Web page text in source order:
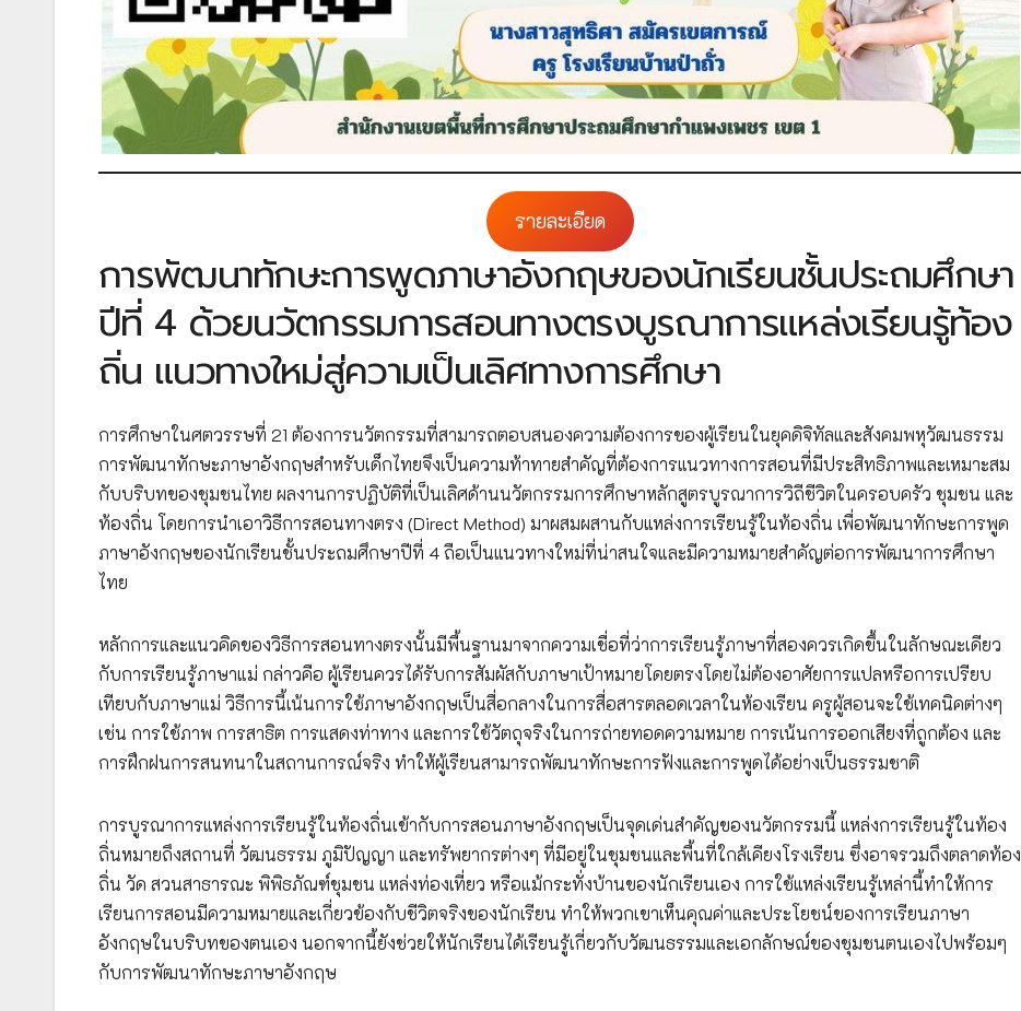
รายละเอียด
การพัฒนาทักษะการพูดภาษาอังกฤษของนักเรียนชั้นประถมศึกษา
ปีที่ 4 ด้วยนวัตกรรมการสอนทางตรงบูรณาการแหล่งเรียนรู้ท้อง
ถิ่น แนวทางใหม่สู่ความเป็นเลิศทางการศึกษา
การศึกษาในศตวรรษที่ 21 ต้องการนวัตกรรมที่สามารถตอบสนองความต้องการของผู้เรียนในยุคดิจิทัลและสังคมพหุวัฒนธรรม
การพัฒนาทักษะภาษาอังกฤษสำหรับเด็กไทยจึงเป็นความท้าทายสำคัญที่ต้องการแนวทางการสอนที่มีประสิทธิภาพและเหมาะสม
กับบริบทของชุมชนไทย ผลงานการปฏิบัติที่เป็นเลิศด้านนวัตกรรมการศึกษาหลักสูตรบูรณาการวิถีชีวิตในครอบครัว ชุมชน และ
ท้องถิ่น โดยการนำเอาวิธีการสอนทางตรง (Direct Method) มาผสมผสานกับแหล่งการเรียนรู้ในท้องถิ่น เพื่อพัฒนาทักษะการพูด
ภาษาอังกฤษของนักเรียนชั้นประถมศึกษาปีที่ 4 ถือเป็นแนวทางใหม่ที่น่าสนใจและมีความหมายสำคัญต่อการพัฒนาการศึกษา
ไทย
หลักการและแนวคิดของวิธีการสอนทางตรงนั้นมีพื้นฐานมาจากความเชื่อที่ว่าการเรียนรู้ภาษาที่สองควรเกิดขึ้นในลักษณะเดียว
กับการเรียนรู้ภาษาแม่ กล่าวคือ ผู้เรียนควรได้รับการสัมผัสกับภาษาเป้าหมายโดยตรงโดยไม่ต้องอาศัยการแปลหรือการเปรียบ
เทียบกับภาษาแม่ วิธีการนี้เน้นการใช้ภาษาอังกฤษเป็นสื่อกลางในการสื่อสารตลอดเวลาในห้องเรียน ครูผู้สอนจะใช้เทคนิคต่างๆ
เช่น การใช้ภาพ การสาธิต การแสดงท่าทาง และการใช้วัตถุจริงในการถ่ายทอดความหมาย การเน้นการออกเสียงที่ถูกต้อง และ
การฝึกฝนการสนทนาในสถานการณ์จริง ทำให้ผู้เรียนสามารถพัฒนาทักษะการฟังและการพูดได้อย่างเป็นธรรมชาติ
การบูรณาการแหล่งการเรียนรู้ในท้องถิ่นเข้ากับการสอนภาษาอังกฤษเป็นจุดเด่นสำคัญของนวัตกรรมนี้ แหล่งการเรียนรู้ในท้อง
ถิ่นหมายถึงสถานที่ วัฒนธรรม ภูมิปัญญา และทรัพยากรต่างๆ ที่มีอยู่ในชุมชนและพื้นที่ใกล้เคียงโรงเรียน ซึ่งอาจรวมถึงตลาดท้อง
ถิ่น วัด สวนสาธารณะ พิพิธภัณฑ์ชุมชน แหล่งท่องเที่ยว หรือแม้กระทั่งบ้านของนักเรียนเอง การใช้แหล่งเรียนรู้เหล่านี้ทำให้การ
เรียนการสอนมีความหมายและเกี่ยวข้องกับชีวิตจริงของนักเรียน ทำให้พวกเขาเห็นคุณค่าและประโยชน์ของการเรียนภาษา
อังกฤษในบริบทของตนเอง นอกจากนี้ยังช่วยให้นักเรียนได้เรียนรู้เกี่ยวกับวัฒนธรรมและเอกลักษณ์ของชุมชนตนเองไปพร้อมๆ
กับการพัฒนาทักษะภาษาอังกฤษ